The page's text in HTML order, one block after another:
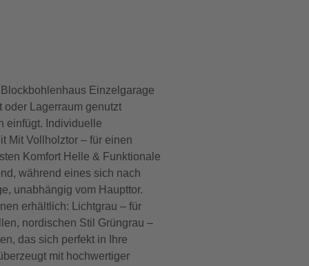
Einzelgarage
oder Lagerraum genutzt
einfügt. Individuelle
Mit Vollholztor – für einen
Komfort Helle & Funktionale
während eines sich nach
unabhängig vom Haupttor.
erhältlich: Lichtgrau – für
nordischen Stil Grüngrau –
das sich perfekt in Ihre
mit hochwertiger